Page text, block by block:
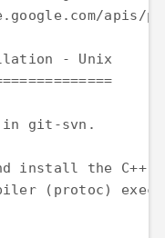
apis/
- Unix
git-svn.
install the C++
(protoc)